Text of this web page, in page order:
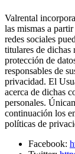
Valrental
las mismas a
redes sociales
titulares de dichas
protección de
responsables de
privacidad. El
acerca de dichas
personales.
continuación los
políticas de
Facebook: